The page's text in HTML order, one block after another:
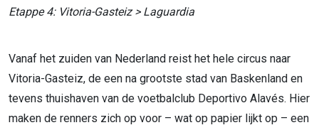
Etappe 4: Vitoria-Gasteiz > Laguardia
Vanaf het zuiden van Nederland reist het hele circus naar
Vitoria-Gasteiz, de een na grootste stad van Baskenland en
tevens thuishaven van de voetbalclub Deportivo Alavés. Hier
maken de renners zich op voor – wat op papier lijkt op – een